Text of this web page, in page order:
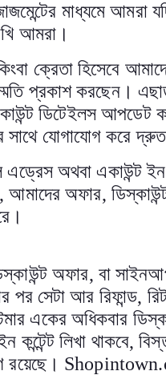
মাধ্যমে আমরা
আমরা।
ক্রেতা হিসেবে
প্রকাশ করছেন।
একাউন্ট ডিটেইলস
যোগাযোগ করে দ্রুত
অথবা একাউন্ট
,আমাদের অফার,
।
অফার, বা
পর সেটা আর রিফান্ড,
একের অধিকবার
কন্টেন্ট লিখা থাকবে,
রয়েছে।